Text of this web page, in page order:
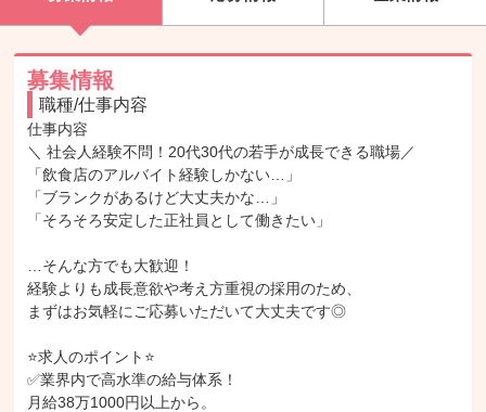
Excel VLOOKUP関数
Excel COUNT関数
Excel IF関数
Excel SUMIF関数
Google Meet
栄養士
MOS Word一般
日商簿記 2級
普通自動車第一種運転免許（AT限定）
普通自動車第一種運転免許（MT限定）
中型自動車第一種運転免許（8t限定）
原動機付自転車免許
中型自動車第一種運転免許
美容師
調理師
食品衛生管理者
調理
在庫管理 クレーム対応
商品/サービス実演デモ
募集情報
職種/仕事内容
仕事内容
＼ 社会人経験不問！20代30代の若手が成長できる職場／
「飲食店のアルバイト経験しかない…」
「ブランクがあるけど大丈夫かな…」
「そろそろ安定した正社員として働きたい」
…そんな方でも大歓迎！
経験よりも成長意欲や考え方重視の採用のため、
まずはお気軽にご応募いただいて大丈夫です◎
⭐求人のポイント⭐
✅業界内で高水準の給与体系！
月給38万1000円以上から。